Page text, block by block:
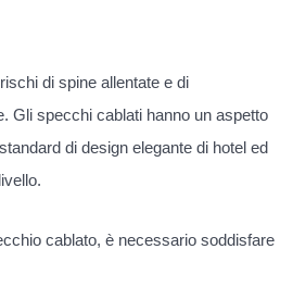
di spine allentate e di
Gli specchi cablati hanno un aspetto
di design elegante di hotel ed
cablato, è necessario soddisfare